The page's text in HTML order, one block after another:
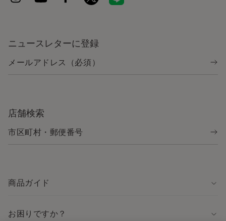
ニュースレターに登録
店舗検索
商品ガイド
お困りですか？